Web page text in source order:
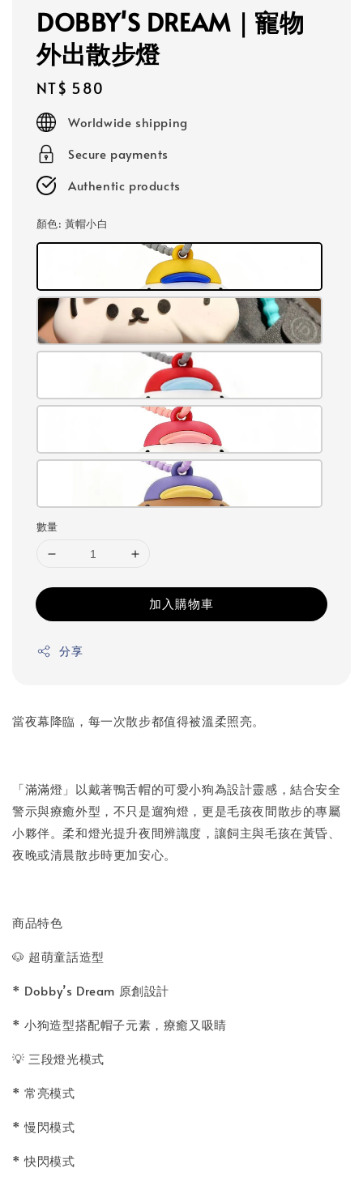
DOBBY'S DREAM｜寵物
外出散步燈
Regular
price
NT$ 580
Worldwide shipping
Secure payments
Authentic products
顏色: 黃帽小白
數量
加入購物車
分享
當夜幕降臨，每一次散步都值得被溫柔照亮。
「滿滿燈」以戴著鴨舌帽的可愛小狗為設計靈感，結合安全
警示與療癒外型，不只是遛狗燈，更是毛孩夜間散步的專屬
小夥伴。柔和燈光提升夜間辨識度，讓飼主與毛孩在黃昏、
夜晚或清晨散步時更加安心。
商品特色
🐶 超萌童話造型
* Dobby’s Dream 原創設計
* 小狗造型搭配帽子元素，療癒又吸睛
💡 三段燈光模式
* 常亮模式
* 慢閃模式
* 快閃模式